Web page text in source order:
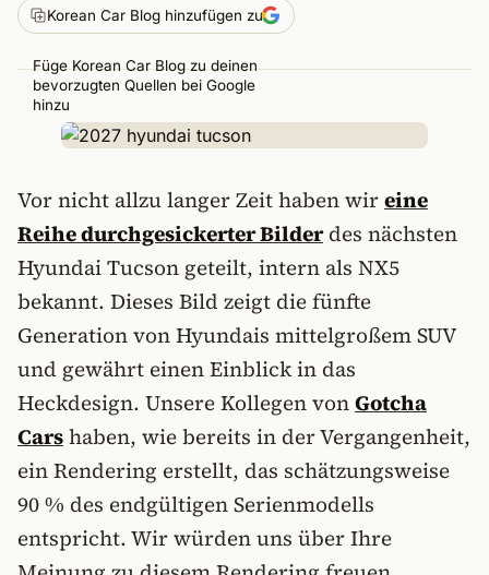
Korean Car Blog hinzufügen zu
Füge Korean Car Blog zu deinen
bevorzugten Quellen bei Google
hinzu
Vor nicht allzu langer Zeit haben wireine
Reihe durchgesickerter Bilderdes nächsten
Hyundai Tucson geteilt, intern als NX5
bekannt. Dieses Bild zeigt die fünfte
Generation von Hyundais mittelgroßem SUV
und gewährt einen Einblick in das
Heckdesign. Unsere Kollegen vonGotcha
Carshaben, wie bereits in der Vergangenheit,
ein Rendering erstellt, das schätzungsweise
90 % des endgültigen Serienmodells
entspricht. Wir würden uns über Ihre